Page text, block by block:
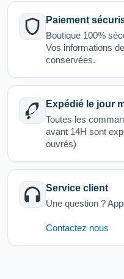
Paiement
Boutique 100%
Vos informations
conservées.
Expédié le jour
Toutes les
avant 14H sont
ouvrés)
Service client
Une question ?
Contactez nous